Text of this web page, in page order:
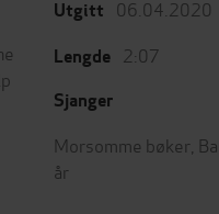
Utgitt 06.04.2020
Lengde 2:07
Sjanger
Morsomme bøker
år